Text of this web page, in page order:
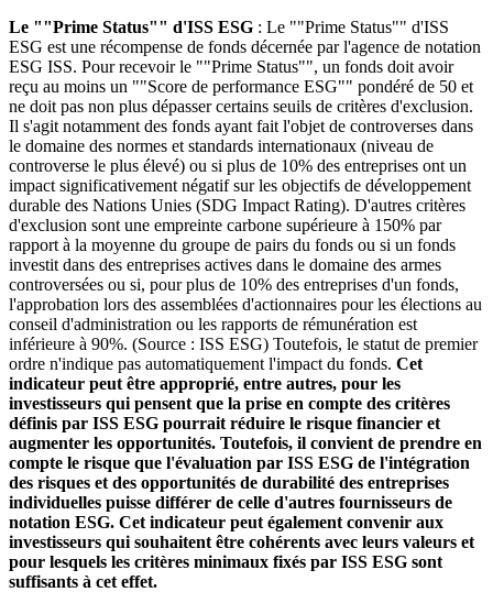
Le ""Prime Status"" d'ISS ESG : Le ""Prime Status"" d'ISS
ESG est une récompense de fonds décernée par l'agence de notation
ESG ISS. Pour recevoir le ""Prime Status"", un fonds doit avoir
reçu au moins un ""Score de performance ESG"" pondéré de 50 et
ne doit pas non plus dépasser certains seuils de critères d'exclusion.
Il s'agit notamment des fonds ayant fait l'objet de controverses dans
le domaine des normes et standards internationaux (niveau de
controverse le plus élevé) ou si plus de 10% des entreprises ont un
impact significativement négatif sur les objectifs de développement
durable des Nations Unies (SDG Impact Rating). D'autres critères
d'exclusion sont une empreinte carbone supérieure à 150% par
rapport à la moyenne du groupe de pairs du fonds ou si un fonds
investit dans des entreprises actives dans le domaine des armes
controversées ou si, pour plus de 10% des entreprises d'un fonds,
l'approbation lors des assemblées d'actionnaires pour les élections au
conseil d'administration ou les rapports de rémunération est
inférieure à 90%. (Source : ISS ESG) Toutefois, le statut de premier
ordre n'indique pas automatiquement l'impact du fonds. Cet
indicateur peut être approprié, entre autres, pour les
investisseurs qui pensent que la prise en compte des critères
définis par ISS ESG pourrait réduire le risque financier et
augmenter les opportunités. Toutefois, il convient de prendre en
compte le risque que l'évaluation par ISS ESG de l'intégration
des risques et des opportunités de durabilité des entreprises
individuelles puisse différer de celle d'autres fournisseurs de
notation ESG. Cet indicateur peut également convenir aux
investisseurs qui souhaitent être cohérents avec leurs valeurs et
pour lesquels les critères minimaux fixés par ISS ESG sont
suffisants à cet effet.